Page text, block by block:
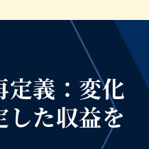
定義：変化
した収益を